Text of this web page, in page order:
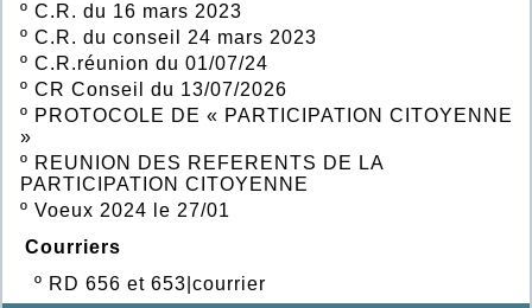
º C.R. du 16 mars 2023
º C.R. du conseil 24 mars 2023
º C.R.réunion du 01/07/24
º CR Conseil du 13/07/2026
º PROTOCOLE DE « PARTICIPATION CITOYENNE
»
º REUNION DES REFERENTS DE LA
PARTICIPATION CITOYENNE
º Voeux 2024 le 27/01
Courriers
º RD 656 et 653|courrier